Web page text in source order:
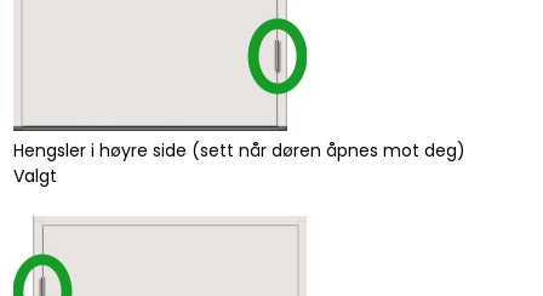
Hengsler i høyre side (sett når døren åpnes mot deg)
Valgt